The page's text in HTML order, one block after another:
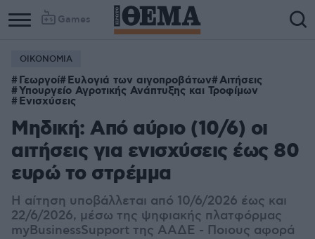
Games
ΟΙΚΟΝΟΜΙΑ
Γεωργοί Ευλογιά των αιγοπροβάτων Αιτήσεις
Υπουργείο Αγροτικής Ανάπτυξης και Τροφίμων
Ενισχύσεις
Μηδική: Από αύριο (10/6) οι
αιτήσεις για ενισχύσεις έως 80
ευρώ το στρέμμα
Η αίτηση υποβάλλεται από 10/6/2026 έως και
22/6/2026, μέσω της ψηφιακής πλατφόρμας
myBusinessSupport της ΑΑΔΕ - Ποιους αφορά